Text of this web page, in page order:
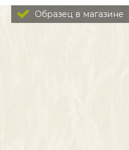
Образец в магазине